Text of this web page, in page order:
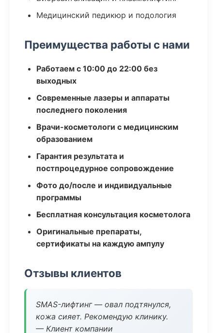
Медицинский педикюр и подология
Преимущества работы с нами
Работаем с 10:00 до 22:00 без
выходных
Современные лазеры и аппараты
последнего поколения
Врачи-косметологи с медицинским
образованием
Гарантия результата и
постпроцедурное сопровождение
Фото до/после и индивидуальные
программы
Бесплатная консультация косметолога
Оригинальные препараты,
сертификаты на каждую ампулу
Отзывы клиентов
SMAS-лифтинг — овал подтянулся,
кожа сияет. Рекомендую клинику.
— Клиент компании